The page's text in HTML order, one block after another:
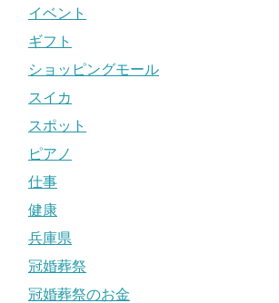
イベント
ギフト
ショッピングモール
スイカ
スポット
ピアノ
仕事
健康
兵庫県
冠婚葬祭
冠婚葬祭のお金